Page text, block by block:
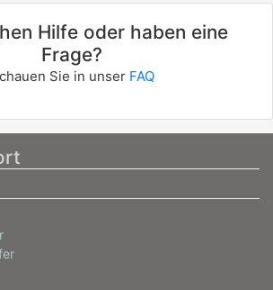
Hilfe oder haben eine
Frage?
Sie in unser FAQ